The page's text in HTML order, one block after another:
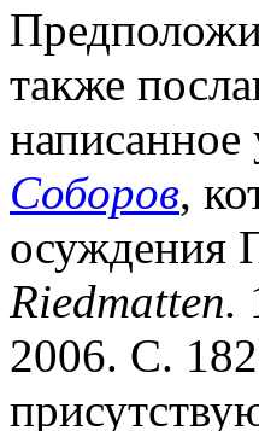
также
Соборов,
осуждения
Riedmatten.
2006. С.